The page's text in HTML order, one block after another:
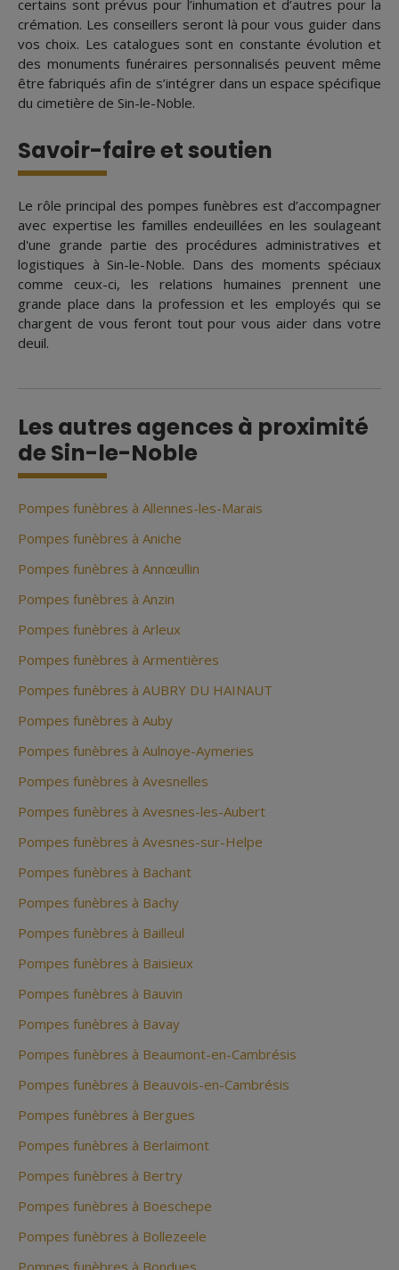
certains sont prévus pour l’inhumation et d’autres pour la
crémation. Les conseillers seront là pour vous guider dans
vos choix. Les catalogues sont en constante évolution et
des monuments funéraires personnalisés peuvent même
être fabriqués afin de s’intégrer dans un espace spécifique
du cimetière de Sin-le-Noble.
Savoir-faire et soutien
Le rôle principal des pompes funèbres est d’accompagner
avec expertise les familles endeuillées en les soulageant
d'une grande partie des procédures administratives et
logistiques à Sin-le-Noble. Dans des moments spéciaux
comme ceux-ci, les relations humaines prennent une
grande place dans la profession et les employés qui se
chargent de vous feront tout pour vous aider dans votre
deuil.
Les autres agences à proximité
de Sin-le-Noble
Pompes funèbres à Allennes-les-Marais
Pompes funèbres à Aniche
Pompes funèbres à Annœullin
Pompes funèbres à Anzin
Pompes funèbres à Arleux
Pompes funèbres à Armentières
Pompes funèbres à AUBRY DU HAINAUT
Pompes funèbres à Auby
Pompes funèbres à Aulnoye-Aymeries
Pompes funèbres à Avesnelles
Pompes funèbres à Avesnes-les-Aubert
Pompes funèbres à Avesnes-sur-Helpe
Pompes funèbres à Bachant
Pompes funèbres à Bachy
Pompes funèbres à Bailleul
Pompes funèbres à Baisieux
Pompes funèbres à Bauvin
Pompes funèbres à Bavay
Pompes funèbres à Beaumont-en-Cambrésis
Pompes funèbres à Beauvois-en-Cambrésis
Pompes funèbres à Bergues
Pompes funèbres à Berlaimont
Pompes funèbres à Bertry
Pompes funèbres à Boeschepe
Pompes funèbres à Bollezeele